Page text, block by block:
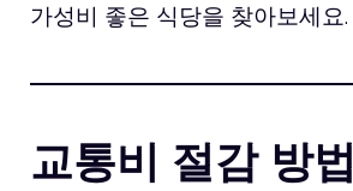
가성비 좋은 식당을 찾아보세요.
교통비 절감 방법